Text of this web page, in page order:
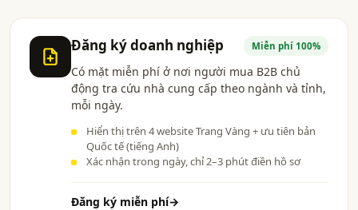
Đăng ký doanh nghiệp Miễn phí 100%
Có mặt miễn phí ở nơi người mua B2B chủ
động tra cứu nhà cung cấp theo ngành và tỉnh,
mỗi ngày.
Hiển thị trên 4 website Trang Vàng + ưu tiên bản
Quốc tế (tiếng Anh)
Xác nhận trong ngày, chỉ 2–3 phút điền hồ sơ
Đăng ký miễn phí→